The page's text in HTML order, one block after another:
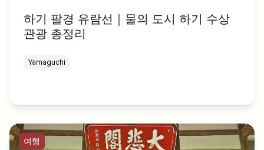
하기 팔경 유람선｜물의 도시 하기 수상
관광 총정리
Yamaguchi
여행